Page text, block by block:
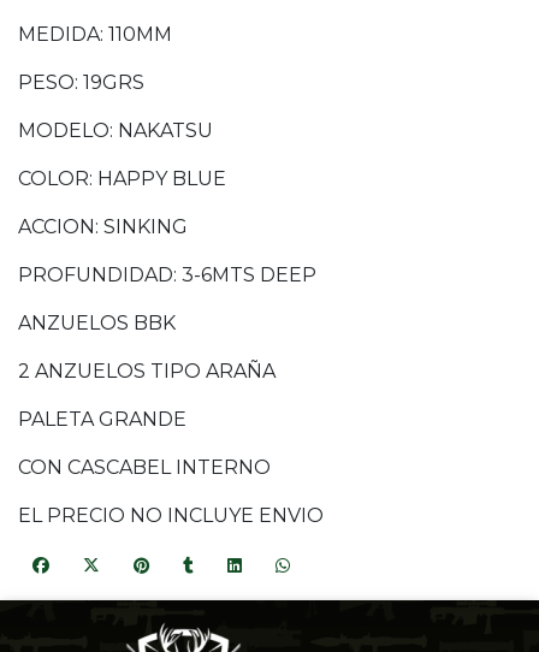
MEDIDA: 110MM
PESO: 19GRS
MODELO: NAKATSU
COLOR: HAPPY BLUE
ACCION: SINKING
PROFUNDIDAD: 3-6MTS DEEP
ANZUELOS BBK
2 ANZUELOS TIPO ARAÑA
PALETA GRANDE
CON CASCABEL INTERNO
EL PRECIO NO INCLUYE ENVIO